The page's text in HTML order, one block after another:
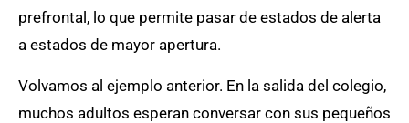
prefrontal, lo que permite pasar de estados de alerta
a estados de mayor apertura.
Volvamos al ejemplo anterior. En la salida del colegio,
muchos adultos esperan conversar con sus pequeños